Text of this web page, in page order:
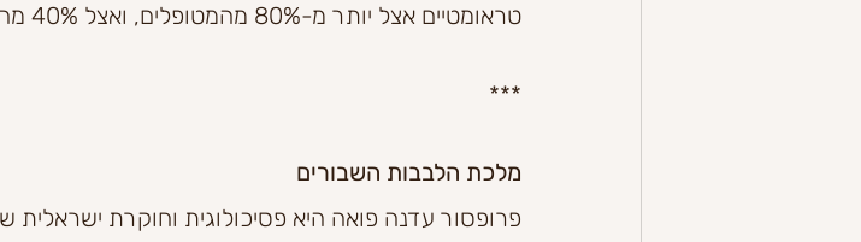
טראומטיים אצל יותר מ-80% מהמטופלים, ואצל 40% מהם להחלמה מלאה!!
***
מלכת הלבבות השבורים
פרופסור עדנה פואה היא פסיכולוגית וחוקרת